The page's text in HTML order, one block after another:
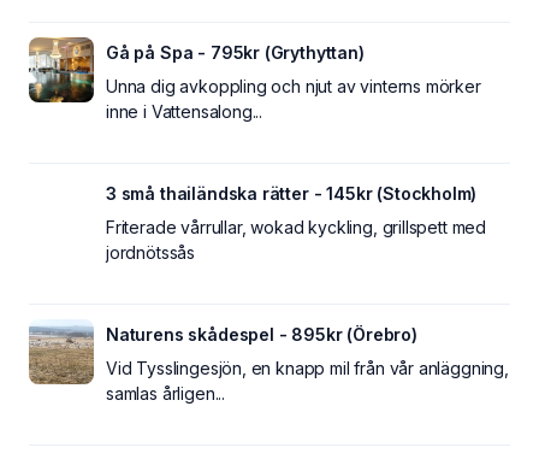
Gå på Spa - 795kr (Grythyttan)
Unna dig avkoppling och njut av vinterns mörker
inne i Vattensalong...
3 små thailändska rätter - 145kr (Stockholm)
Friterade vårrullar, wokad kyckling, grillspett med
jordnötssås
Naturens skådespel - 895kr (Örebro)
Vid Tysslingesjön, en knapp mil från vår anläggning,
samlas årligen...